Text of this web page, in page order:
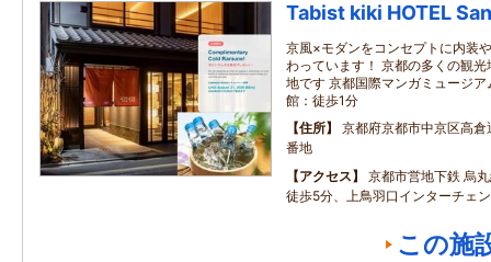
Tabist kiki HOTEL
京風×モダンをコンセプトに内装
わっています！ 京都の多くの観
地です 京都国際マンガミュージ
館：徒歩1分
住所
京都府京都市中京区高
番地
アクセス
京都市営地下鉄 烏
徒歩5分、上鳥羽口インターチェ
この施